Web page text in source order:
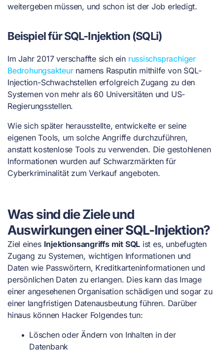
weitergeben müssen, und schon ist der Job erledigt.
Beispiel für SQL-Injektion (SQLi)
Im Jahr 2017 verschaffte sich ein russischsprachiger
Bedrohungsakteurnamens Rasputin mithilfe von SQL-
Injection-Schwachstellen erfolgreich Zugang zu den
Systemen von mehr als 60 Universitäten und US-
Regierungsstellen.
Wie sich später herausstellte, entwickelte er seine
eigenen Tools, um solche Angriffe durchzuführen,
anstatt kostenlose Tools zu verwenden. Die gestohlenen
Informationen wurden auf Schwarzmärkten für
Cyberkriminalität zum Verkauf angeboten.
Was sind die Ziele und
Auswirkungen einer SQL-Injektion?
Ziel eines Injektionsangriffs mit SQL ist es, unbefugten
Zugang zu Systemen, wichtigen Informationen und
Daten wie Passwörtern, Kreditkarteninformationen und
persönlichen Daten zu erlangen. Dies kann das Image
einer angesehenen Organisation schädigen und sogar zu
einer langfristigen Datenausbeutung führen. Darüber
hinaus können Hacker Folgendes tun:
Löschen oder Ändern von Inhalten in der
Datenbank